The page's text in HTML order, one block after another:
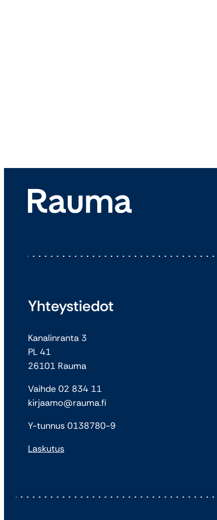
Yhteystiedot
Kanalinranta 3
PL 41
26101 Rauma
Vaihde 02 834 11
kirjaamo@rauma.fi
Y-tunnus 0138780-9
Laskutus